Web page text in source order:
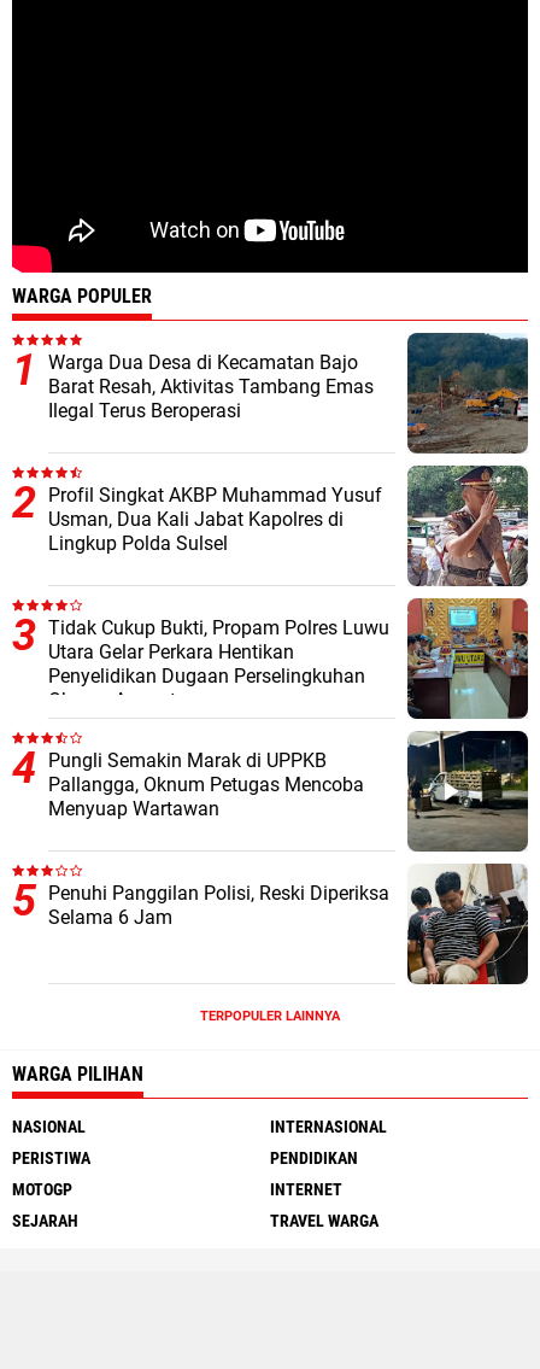
WARGA POPULER
Warga Dua Desa di Kecamatan Bajo
Barat Resah, Aktivitas Tambang Emas
Ilegal Terus Beroperasi
Profil Singkat AKBP Muhammad Yusuf
Usman, Dua Kali Jabat Kapolres di
Lingkup Polda Sulsel
Tidak Cukup Bukti, Propam Polres Luwu
Utara Gelar Perkara Hentikan
Penyelidikan Dugaan Perselingkuhan
Oknum Anggota
Pungli Semakin Marak di UPPKB
Pallangga, Oknum Petugas Mencoba
Menyuap Wartawan
Penuhi Panggilan Polisi, Reski Diperiksa
Selama 6 Jam
TERPOPULER LAINNYA
WARGA PILIHAN
NASIONAL
INTERNASIONAL
PERISTIWA
PENDIDIKAN
MOTOGP
INTERNET
SEJARAH
TRAVEL WARGA